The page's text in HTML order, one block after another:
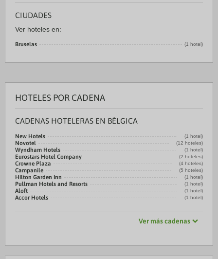
CIUDADES
Ver hoteles en:
Bruselas (1 hotel)
HOTELES POR CADENA
CADENAS HOTELERAS EN BÉLGICA
New Hotels (1 hotel)
Novotel (12 hoteles)
Wyndham Hotels (1 hotel)
Eurostars Hotel Company (2 hoteles)
Crowne Plaza (4 hoteles)
Campanile (5 hoteles)
Hilton Garden Inn (1 hotel)
Pullman Hotels and Resorts (1 hotel)
Aloft (1 hotel)
Accor Hotels (1 hotel)
Ver más cadenas